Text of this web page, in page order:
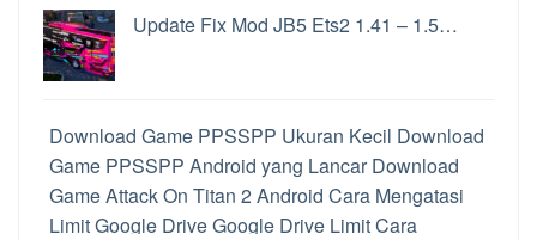
Update Fix Mod JB5 Ets2 1.41 – 1.5…
Download Game PPSSPP Ukuran Kecil Download
Game PPSSPP Android yang Lancar Download
Game Attack On Titan 2 Android Cara Mengatasi
Limit Google DriveGoogle Drive LimitCara